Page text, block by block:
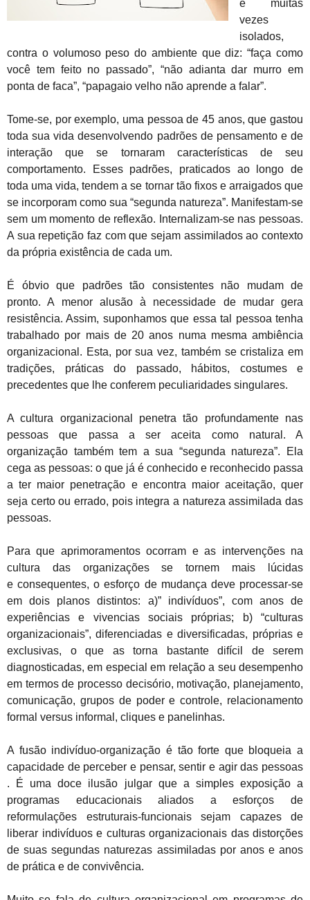
e muitas
vezes
isolados,
contra o volumoso peso do ambiente que diz: “faça como
você tem feito no passado”, “não adianta dar murro em
ponta de faca”, “papagaio velho não aprende a falar”.
Tome-se, por exemplo, uma pessoa de 45 anos, que gastou
toda sua vida desenvolvendo padrões de pensamento e de
interação que se tornaram características de seu
comportamento. Esses padrões, praticados ao longo de
toda uma vida, tendem a se tornar tão fixos e arraigados que
se incorporam como sua “segunda natureza”. Manifestam-se
sem um momento de reflexão. Internalizam-se nas pessoas.
A sua repetição faz com que sejam assimilados ao contexto
da própria existência de cada um.
É óbvio que padrões tão consistentes não mudam de
pronto. A menor alusão à necessidade de mudar gera
resistência. Assim, suponhamos que essa tal pessoa tenha
trabalhado por mais de 20 anos numa mesma ambiência
organizacional. Esta, por sua vez, também se cristaliza em
tradições, práticas do passado, hábitos, costumes e
precedentes que lhe conferem peculiaridades singulares.
A cultura organizacional penetra tão profundamente nas
pessoas que passa a ser aceita como natural. A
organização também tem a sua “segunda natureza”. Ela
cega as pessoas: o que já é conhecido e reconhecido passa
a ter maior penetração e encontra maior aceitação, quer
seja certo ou errado, pois integra a natureza assimilada das
pessoas.
Para que aprimoramentos ocorram e as intervenções na
cultura das organizações se tornem mais lúcidas
e consequentes, o esforço de mudança deve processar-se
em dois planos distintos: a)” indivíduos”, com anos de
experiências e vivencias sociais próprias; b) “culturas
organizacionais”, diferenciadas e diversificadas, próprias e
exclusivas, o que as torna bastante difícil de serem
diagnosticadas, em especial em relação a seu desempenho
em termos de processo decisório, motivação, planejamento,
comunicação, grupos de poder e controle, relacionamento
formal versus informal, cliques e panelinhas.
A fusão indivíduo-organização é tão forte que bloqueia a
capacidade de perceber e pensar, sentir e agir das pessoas
. É uma doce ilusão julgar que a simples exposição a
programas educacionais aliados a esforços de
reformulações estruturais-funcionais sejam capazes de
liberar indivíduos e culturas organizacionais das distorções
de suas segundas naturezas assimiladas por anos e anos
de prática e de convivência.